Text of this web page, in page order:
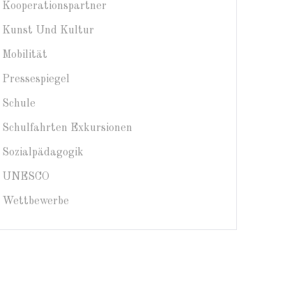
Kooperationspartner
Kunst Und Kultur
Mobilität
Pressespiegel
Schule
Schulfahrten Exkursionen
Sozialpädagogik
UNESCO
Wettbewerbe